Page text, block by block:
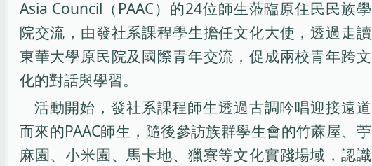
Asia Council（PAAC）的24位師生蒞臨原住民民族學
院交流，由發社系課程學生擔任文化大使，透過走讀
東華大學原民院及國際青年交流，促成兩校青年跨文
化的對話與學習。
活動開始，發社系課程師生透過古調吟唱迎接遠道
而來的PAAC師生，隨後參訪族群學生會的竹蔴屋、苧
麻園、小米園、馬卡地、獵寮等文化實踐場域，認識